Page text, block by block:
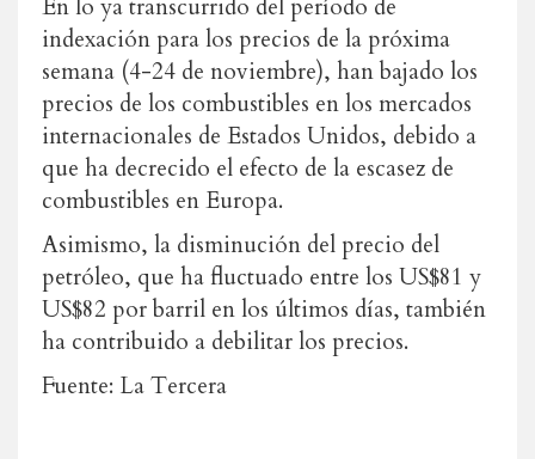
En lo ya transcurrido del período de
indexación para los precios de la próxima
semana (4-24 de noviembre), han bajado los
precios de los combustibles en los mercados
internacionales de Estados Unidos, debido a
que ha decrecido el efecto de la escasez de
combustibles en Europa.
Asimismo, la disminución del precio del
petróleo, que ha fluctuado entre los US$81 y
US$82 por barril en los últimos días, también
ha contribuido a debilitar los precios.
Fuente: La Tercera